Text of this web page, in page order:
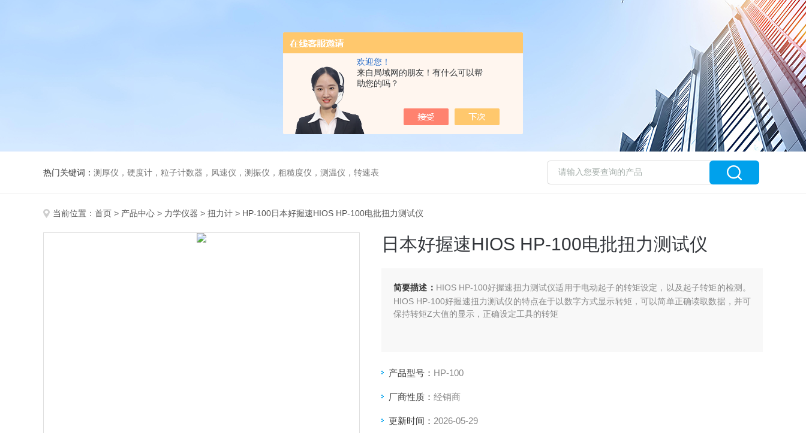
欢迎您！
来自局域网的朋友！有什么可以帮
助您的吗？
热门关键词： 测厚仪，硬度计，粒子计数器，风速仪，测振仪，粗糙度仪，测温仪，转速表
当前位置： 首页 > 产品中心 > 力学仪器 > 扭力计 > HP-100日本好握速HIOS HP-100电批扭力测试仪
日本好握速HIOS HP-100电批扭力测试仪
简要描述： HIOS HP-100好握速扭力测试仪适用于电动起子的转矩设定，以及起子转矩的检测。
HIOS HP-100好握速扭力测试仪的特点在于以数字方式显示转矩，可以简单正确读取数据，并可
保持转矩Z大值的显示，正确设定工具的转矩
产品型号： HP-100
厂商性质： 经销商
更新时间： 2026-05-29